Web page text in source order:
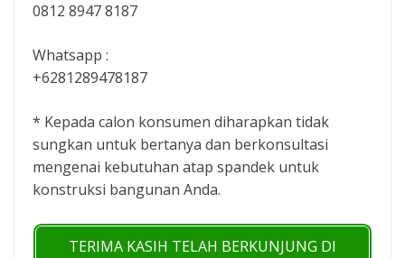
0812 8947 8187
Whatsapp :
+6281289478187
* Kepada calon konsumen diharapkan tidak
sungkan untuk bertanya dan berkonsultasi
mengenai kebutuhan atap spandek untuk
konstruksi bangunan Anda.
TERIMA KASIH TELAH BERKUNJUNG DI